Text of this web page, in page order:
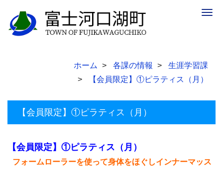
ホーム 各課の情報
生涯学習課
【会員限定】①ピラティス（月）
【会員限定】①ピラティス（月）
【会員限定】①ピラティス（月）
フォームローラーを使って身体をほぐしインナーマッス